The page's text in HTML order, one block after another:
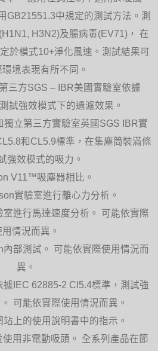
GB21551.3中規定的測試方法。測
H3N2)及腸病毒(EV71)， 在
於模式10+淨化風速。測試結果可
境表現有所不同。
三方SGS – IBR美國實驗室依據
試強效模式下的過濾效果。
獨立第三方實驗室英國SGS IBR實
和CL5.9標準，在集塵筒裝滿條
強效模式的吸力。
V11™吸塵器相比。
實驗室進行離心力分析。
進行馬達速度分析。 可能依實際
用情況而異。
部測試。 可能依實際使用情況而
異。
IEC 62885-2 Cl5.4標準，測試強
可能依實際使用情況而異。
上的使用說明書中的指示。
用非電動吸頭。 全系列產品在節